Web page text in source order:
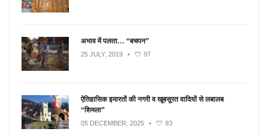
अभाव में पलता… “बचपन”
25 JULY, 2019 • 97
ऐतिहासिक इमारतों की नगरी व खूबसूरत वादियों से लबालब
“शिमला”
05 DECEMBER, 2025 • 93